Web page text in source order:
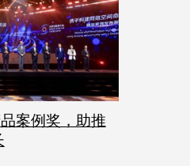
案例奖，助推